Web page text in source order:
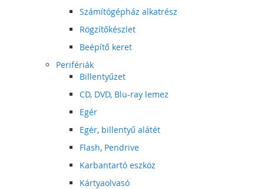
Számítógépház alkatrész
Rögzítőkészlet
Beépítő keret
Perifériák
Billentyűzet
CD, DVD, Blu-ray lemez
Egér
Egér, billentyű alátét
Flash, Pendrive
Karbantartó eszköz
Kártyaolvasó